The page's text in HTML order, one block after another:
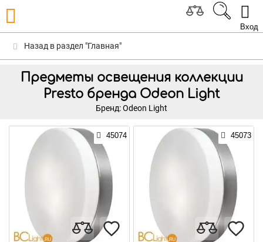
Вход
Назад в раздел "Главная"
Предметы освещения коллекции
Presto бренда Odeon Light
Бренд: Odeon Light
45074 45073